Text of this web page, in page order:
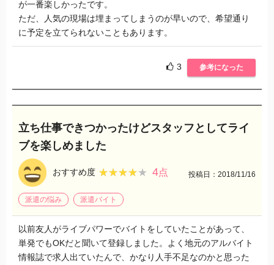
が一番楽しかったです。
ただ、人気の現場は埋まってしまうのが早いので、希望通り
に予定を立てられないこともあります。
3 参考になった
立ち仕事できつかったけどスタッフとしてライ
ブを楽しめました
おすすめ度 ★★★★★
★★★★★ 4点 投稿日：2018/11/16
派遣の悩み 派遣バイト
以前友人がライブパワーでバイトをしていたことがあって、
単発でもOKだと聞いて登録しました。よく地元のアルバイト
情報誌で求人出ていたんで、かなり人手不足なのかと思った